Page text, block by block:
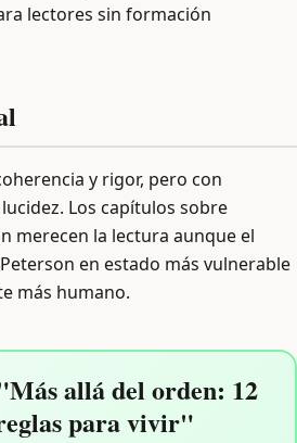
lectores sin formación
y rigor, pero con
Los capítulos sobre
merecen la lectura aunque el
en estado más vulnerable
más humano.
allá del orden: 12
para vivir"